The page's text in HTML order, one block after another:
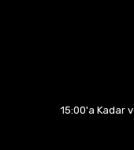
15:00'a Kadar